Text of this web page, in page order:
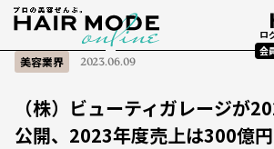
ロ
会
美容業界 2023.06.09
（株）ビューティガレージが
公開、2023年度売上は300億